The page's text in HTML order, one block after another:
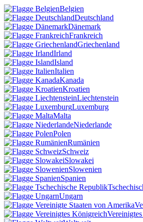
Belgien
Deutschland
Dänemark
Frankreich
Griechenland
Irland
Island
Italien
Kanada
Kroatien
Liechtenstein
Luxemburg
Malta
Niederlande
Polen
Rumänien
Schweiz
Slowakei
Slowenien
Spanien
Ungarn